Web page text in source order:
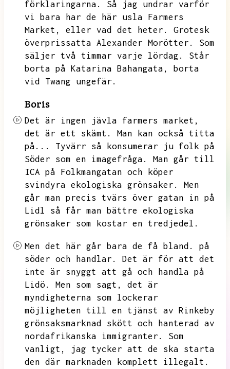
förklaringarna.
Så jag undrar varför
vi bara har de här usla Farmers
Market,
eller vad det heter.
Grotesk
överprissatta Alexander Morötter.
Som
säljer två timmar varje lördag.
Står
borta på Katarina Bahangata,
borta
vid Twang ungefär.
Boris
Det är ingen jävla farmers market,
det är ett skämt.
Man kan också titta
på...
Tyvärr så konsumerar ju folk på
Söder som en imagefråga.
Man går till
ICA på Folkmangatan och köper
svindyra ekologiska grönsaker.
Men
går man precis tvärs över gatan in på
Lidl så får man bättre ekologiska
grönsaker som kostar en tredjedel.
Men det här går bara de få bland.
på
söder och handlar.
Det är för att det
inte är snyggt att gå och handla på
Lidö.
Men som sagt,
det är
myndigheterna som lockerar
möjligheten till en tjänst av Rinkeby
grönsaksmarknad skött och hanterad av
nordafrikanska immigranter.
Som
vanligt,
jag tycker att de ska starta
den där marknaden komplett illegalt.